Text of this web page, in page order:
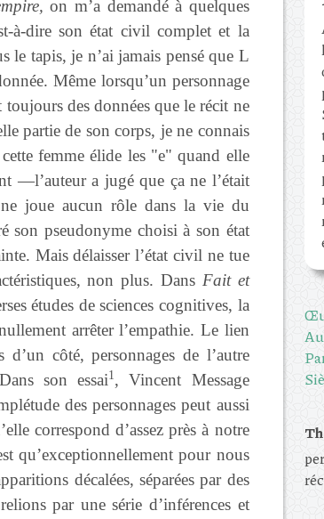
on m’a demandé à quelques
à-dire son état civil complet et la
le tapis, je n’ai jamais pensé que L
Même lorsqu’un personnage
des données que le récit ne
partie de son corps, je ne connais
femme élide les "e" quand elle
—l’auteur a jugé que ça ne l’était
joue aucun rôle dans la vie du
son pseudonyme choisi à son état
Mais délaisser l’état civil ne tue
non plus. Dans Fait et
études de sciences cognitives, la
arrêter l’empathie. Le lien
côté, personnages de l’autre
son essai1, Vincent Message
des personnages peut aussi
correspond d’assez près à notre
qu’exceptionnellement pour nous
décalées, séparées par des
par une série d’inférences et